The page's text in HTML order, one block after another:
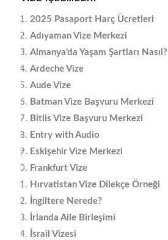
2025 Pasaport Harç Ücretleri
Adıyaman Vize Merkezi
Almanya’da Yaşam Şartları Nasıl?
Ardeche Vize
Aude Vize
Batman Vize Başvuru Merkezi
Bitlis Vize Başvuru Merkezi
Entry with Audio
Eskişehir Vize Merkezi
Frankfurt Vize
Hırvatistan Vize Dilekçe Örneği
İngiltere Nerede?
İrlanda Aile Birleşimi
İsrail Vizesi